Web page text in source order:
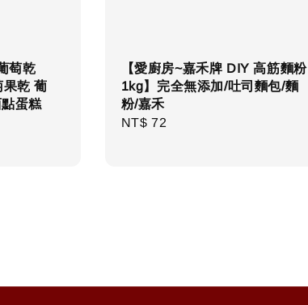
萄乾
乾 葡
蛋糕
【愛廚房~嘉禾牌 DIY 高筋麵粉
1kg】完全無添加/吐司麵包/麵
粉/嘉禾
Regular
NT$ 72